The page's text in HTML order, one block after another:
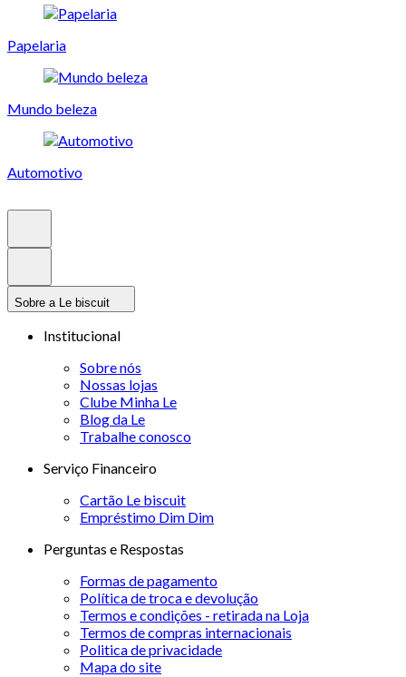
Papelaria
Mundo beleza
Automotivo
Sobre a Le biscuit
Institucional
Sobre nós
Nossas lojas
Clube Minha Le
Blog da Le
Trabalhe conosco
Serviço Financeiro
Cartão Le biscuit
Empréstimo Dim Dim
Perguntas e Respostas
Formas de pagamento
Política de troca e devolução
Termos e condições - retirada na Loja
Termos de compras internacionais
Politica de privacidade
Mapa do site